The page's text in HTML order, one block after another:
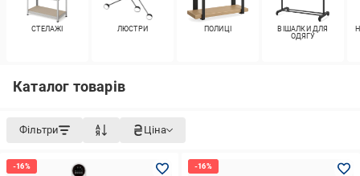
СТЕЛАЖІ ЛЮСТРИ ПОЛИЦІ
ВІШАЛКИ ДЛЯ
ОДЯГУ
Каталог товарів
Фільтри Ціна